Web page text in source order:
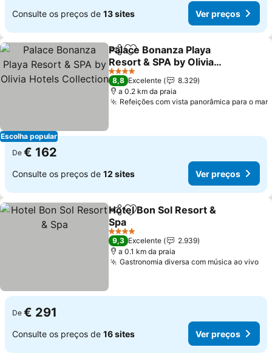
Consulte os preços de 13 sites Ver preços
Escolha popular
PartilharAdicionar aos favoritos
Palace Bonanza Playa
Resort & SPA by Olivia
Hotels Collection
4 Estrelas
8,8 Excelente
8.329
a 0.2 km da praia
Refeições com vista panorâmica para o mar
De € 162
Consulte os preços de 12 sites Ver preços
PartilharAdicionar aos favoritos
Hotel Bon Sol Resort &
Spa
4 Estrelas
9,3 Excelente
2.939
a 0.1 km da praia
Gastronomia diversa com música ao vivo
De € 291
Consulte os preços de 16 sites Ver preços